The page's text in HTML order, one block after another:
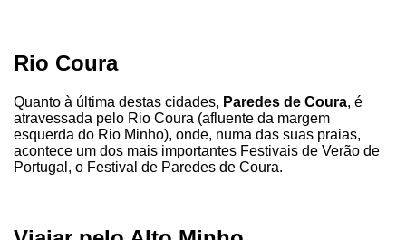
Rio Coura
Quanto à última destas cidades, Paredes de Coura, é
atravessada pelo Rio Coura (afluente da margem
esquerda do Rio Minho), onde, numa das suas praias,
acontece um dos mais importantes Festivais de Verão de
Portugal, o Festival de Paredes de Coura.